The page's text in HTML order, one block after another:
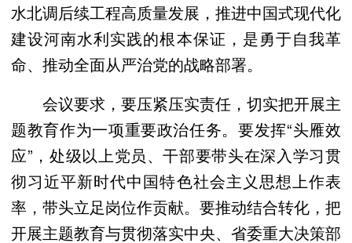
水北调后续工程高质量发展，推进中国式现代化
建设河南水利实践的根本保证，是勇于自我革
命、推动全面从严治党的战略部署。
会议要求，要压紧压实责任，切实把开展主
题教育作为一项重要政治任务。要发挥“头雁效
应”，处级以上党员、干部要带头在深入学习贯
彻习近平新时代中国特色社会主义思想上作表
率，带头立足岗位作贡献。要推动结合转化，把
开展主题教育与贯彻落实中央、省委重大决策部